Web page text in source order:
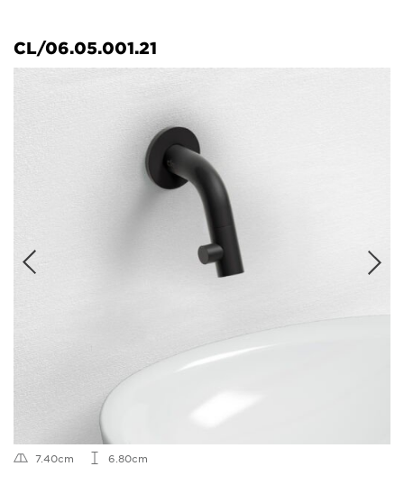
CL/06.05.001.21
7.40cm 6.80cm